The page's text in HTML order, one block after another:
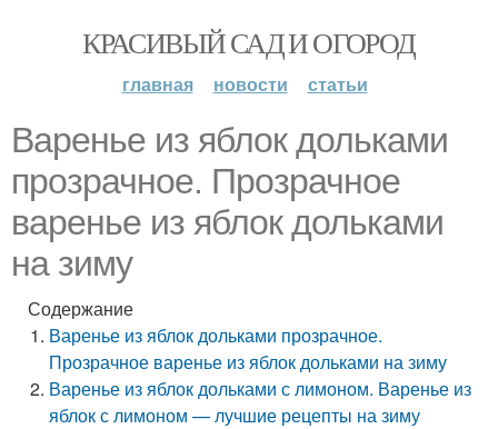
КРАСИВЫЙ САД И ОГОРОД
главная новости статьи
Варенье из яблок дольками
прозрачное. Прозрачное
варенье из яблок дольками
на зиму
Содержание
Варенье из яблок дольками прозрачное.
Прозрачное варенье из яблок дольками на зиму
Варенье из яблок дольками с лимоном. Варенье из
яблок с лимоном — лучшие рецепты на зиму